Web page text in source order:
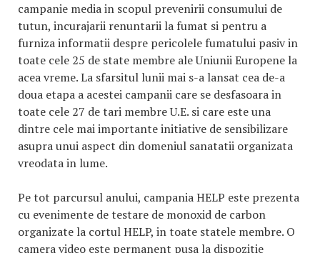
campanie media in scopul prevenirii consumului de
tutun, incurajarii renuntarii la fumat si pentru a
furniza informatii despre pericolele fumatului pasiv in
toate cele 25 de state membre ale Uniunii Europene la
acea vreme. La sfarsitul lunii mai s-a lansat cea de-a
doua etapa a acestei campanii care se desfasoara in
toate cele 27 de tari membre U.E. si care este una
dintre cele mai importante initiative de sensibilizare
asupra unui aspect din domeniul sanatatii organizata
vreodata in lume.
Pe tot parcursul anului, campania HELP este prezenta
cu evenimente de testare de monoxid de carbon
organizate la cortul HELP, in toate statele membre. O
camera video este permanent pusa la dispozitie